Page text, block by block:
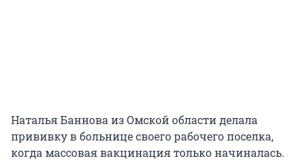
Наталья Баннова из Омской области делала
прививку в больнице своего рабочего поселка,
когда массовая вакцинация только начиналась.